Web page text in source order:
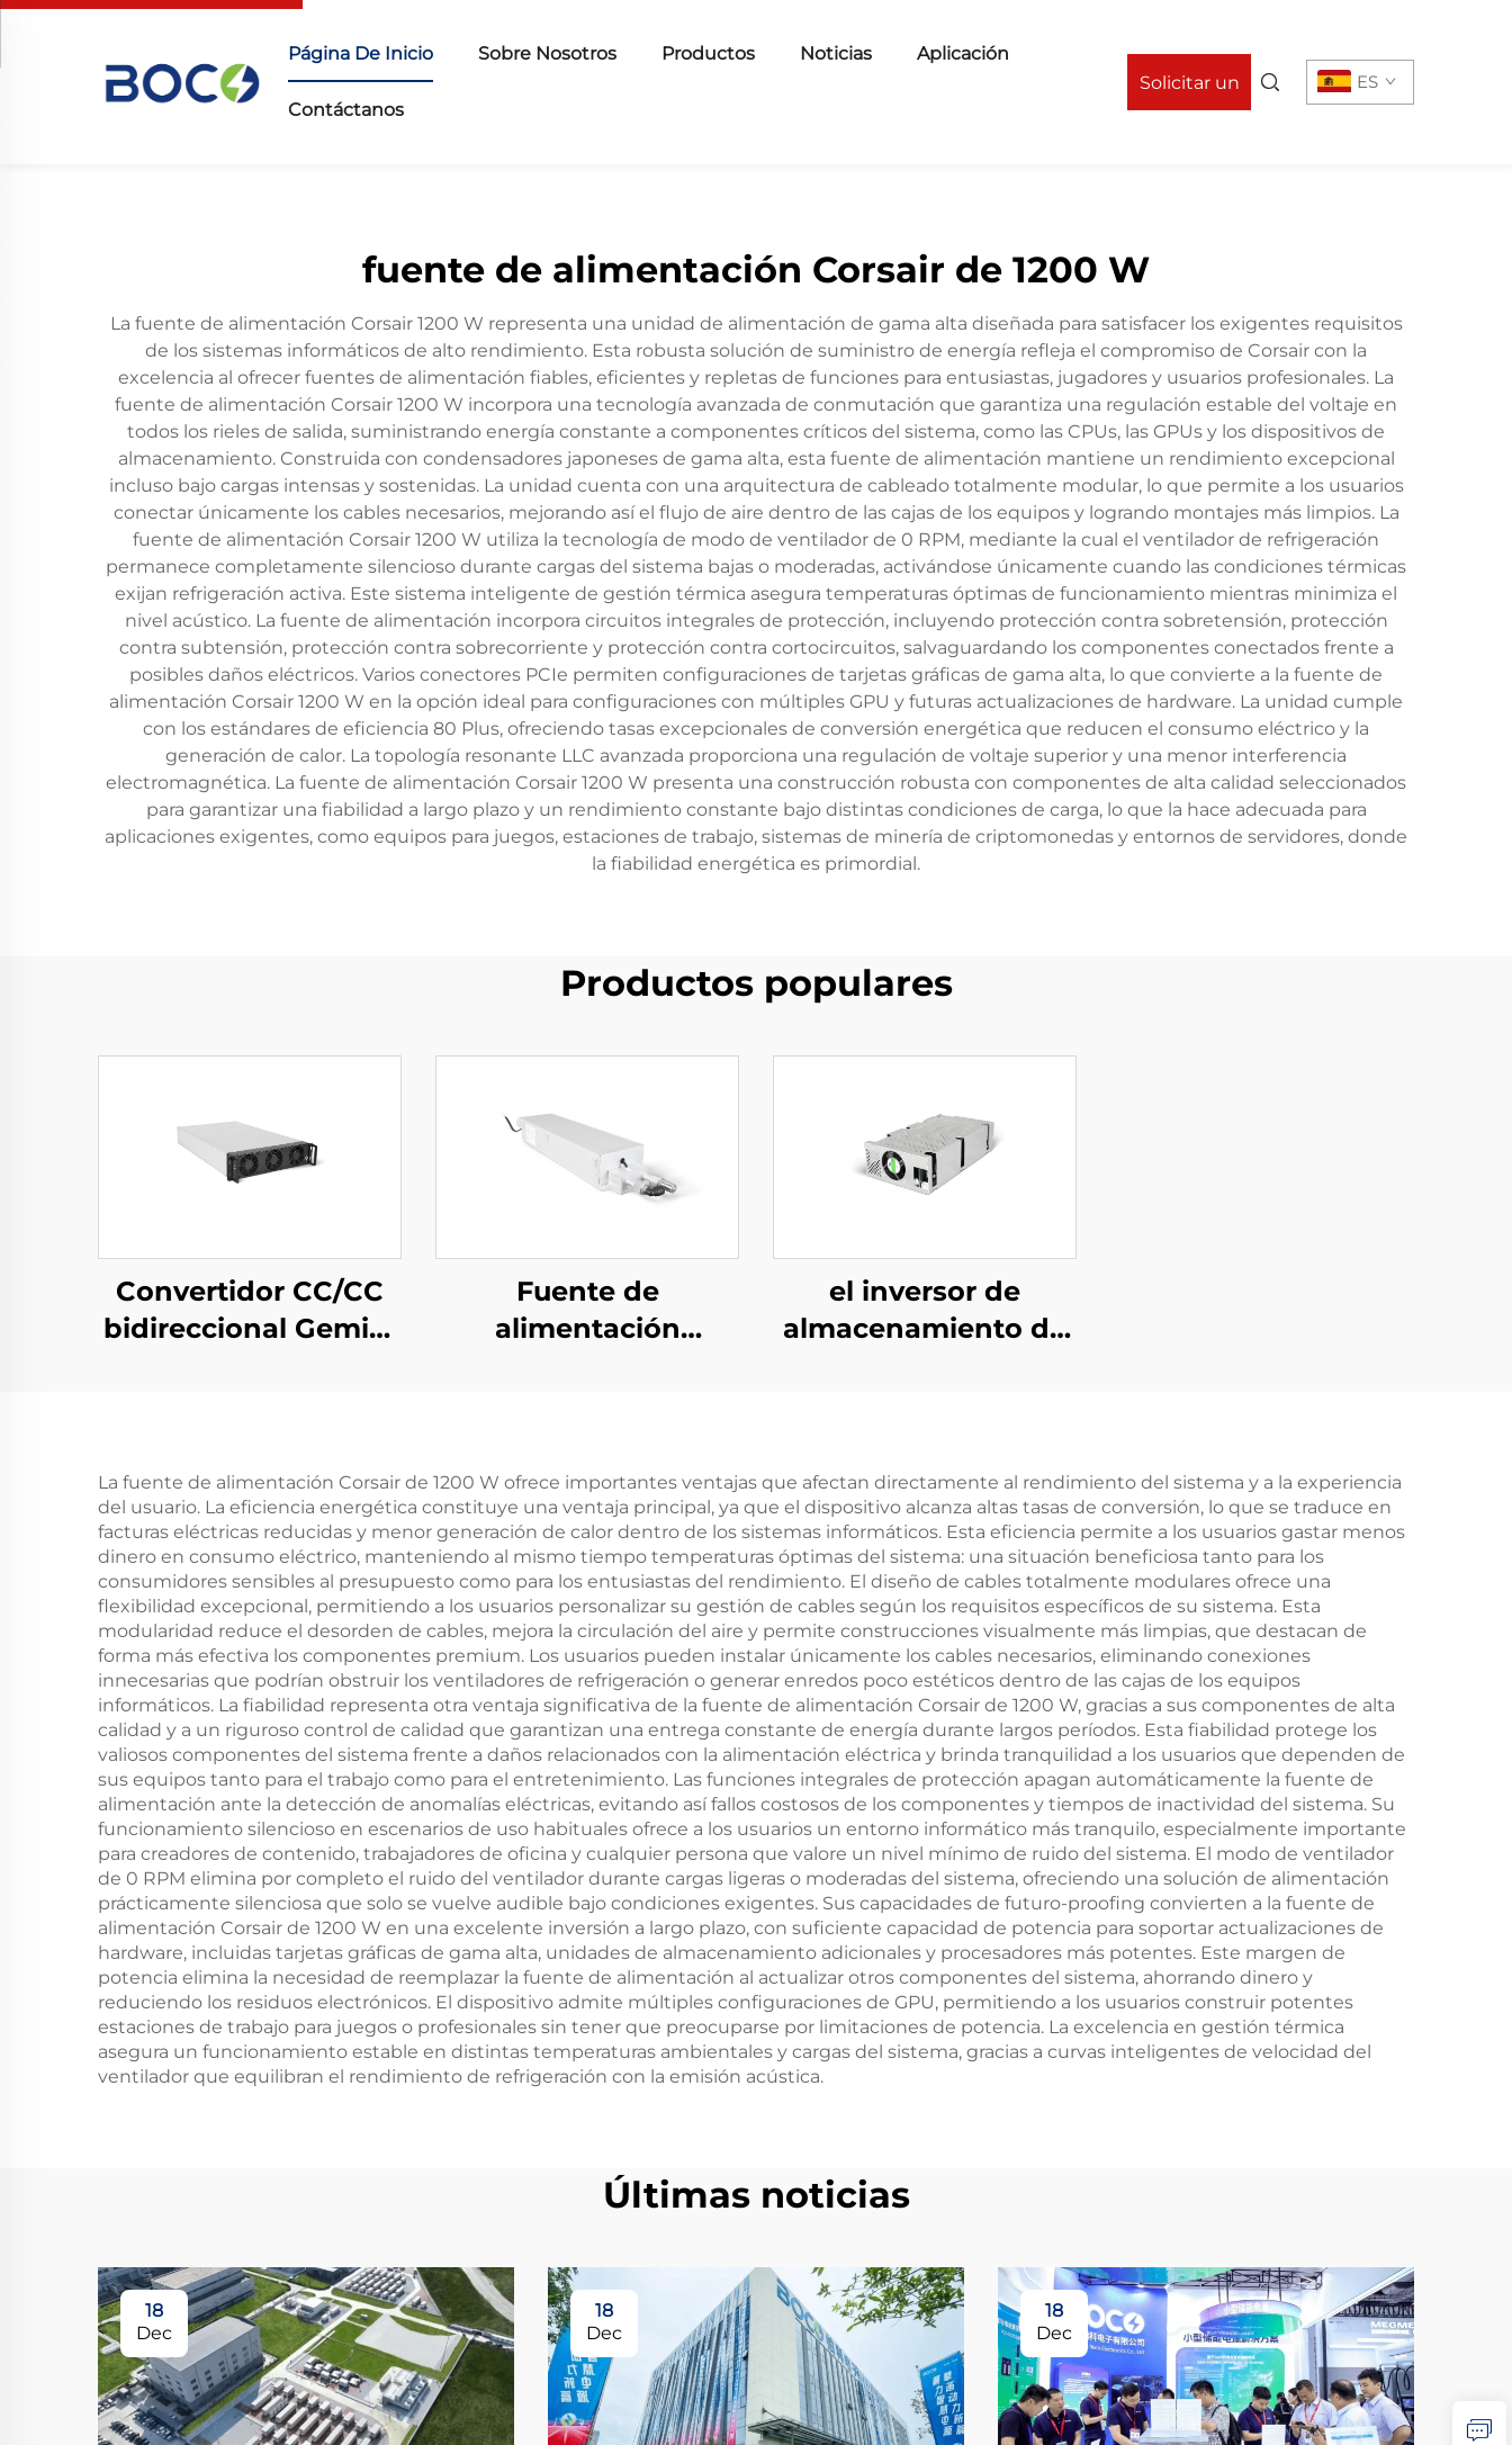
Página De Inicio Sobre Nosotros Productos Noticias Aplicación
Contáctanos
Solicitar un ES
fuente de alimentación Corsair de 1200 W
La fuente de alimentación Corsair 1200 W representa una unidad de alimentación de gama alta diseñada para satisfacer los exigentes requisitos
de los sistemas informáticos de alto rendimiento. Esta robusta solución de suministro de energía refleja el compromiso de Corsair con la
excelencia al ofrecer fuentes de alimentación fiables, eficientes y repletas de funciones para entusiastas, jugadores y usuarios profesionales. La
fuente de alimentación Corsair 1200 W incorpora una tecnología avanzada de conmutación que garantiza una regulación estable del voltaje en
todos los rieles de salida, suministrando energía constante a componentes críticos del sistema, como las CPUs, las GPUs y los dispositivos de
almacenamiento. Construida con condensadores japoneses de gama alta, esta fuente de alimentación mantiene un rendimiento excepcional
incluso bajo cargas intensas y sostenidas. La unidad cuenta con una arquitectura de cableado totalmente modular, lo que permite a los usuarios
conectar únicamente los cables necesarios, mejorando así el flujo de aire dentro de las cajas de los equipos y logrando montajes más limpios. La
fuente de alimentación Corsair 1200 W utiliza la tecnología de modo de ventilador de 0 RPM, mediante la cual el ventilador de refrigeración
permanece completamente silencioso durante cargas del sistema bajas o moderadas, activándose únicamente cuando las condiciones térmicas
exijan refrigeración activa. Este sistema inteligente de gestión térmica asegura temperaturas óptimas de funcionamiento mientras minimiza el
nivel acústico. La fuente de alimentación incorpora circuitos integrales de protección, incluyendo protección contra sobretensión, protección
contra subtensión, protección contra sobrecorriente y protección contra cortocircuitos, salvaguardando los componentes conectados frente a
posibles daños eléctricos. Varios conectores PCIe permiten configuraciones de tarjetas gráficas de gama alta, lo que convierte a la fuente de
alimentación Corsair 1200 W en la opción ideal para configuraciones con múltiples GPU y futuras actualizaciones de hardware. La unidad cumple
con los estándares de eficiencia 80 Plus, ofreciendo tasas excepcionales de conversión energética que reducen el consumo eléctrico y la
generación de calor. La topología resonante LLC avanzada proporciona una regulación de voltaje superior y una menor interferencia
electromagnética. La fuente de alimentación Corsair 1200 W presenta una construcción robusta con componentes de alta calidad seleccionados
para garantizar una fiabilidad a largo plazo y un rendimiento constante bajo distintas condiciones de carga, lo que la hace adecuada para
aplicaciones exigentes, como equipos para juegos, estaciones de trabajo, sistemas de minería de criptomonedas y entornos de servidores, donde
la fiabilidad energética es primordial.
Productos populares
Convertidor CC/CC
bidireccional Gemini
Fuente de
alimentación
para aplicaciones
especializadas
el inversor de
almacenamiento de
fotovoltaico de 400
W.
La fuente de alimentación Corsair de 1200 W ofrece importantes ventajas que afectan directamente al rendimiento del sistema y a la experiencia
del usuario. La eficiencia energética constituye una ventaja principal, ya que el dispositivo alcanza altas tasas de conversión, lo que se traduce en
facturas eléctricas reducidas y menor generación de calor dentro de los sistemas informáticos. Esta eficiencia permite a los usuarios gastar menos
dinero en consumo eléctrico, manteniendo al mismo tiempo temperaturas óptimas del sistema: una situación beneficiosa tanto para los
consumidores sensibles al presupuesto como para los entusiastas del rendimiento. El diseño de cables totalmente modulares ofrece una
flexibilidad excepcional, permitiendo a los usuarios personalizar su gestión de cables según los requisitos específicos de su sistema. Esta
modularidad reduce el desorden de cables, mejora la circulación del aire y permite construcciones visualmente más limpias, que destacan de
forma más efectiva los componentes premium. Los usuarios pueden instalar únicamente los cables necesarios, eliminando conexiones
innecesarias que podrían obstruir los ventiladores de refrigeración o generar enredos poco estéticos dentro de las cajas de los equipos
informáticos. La fiabilidad representa otra ventaja significativa de la fuente de alimentación Corsair de 1200 W, gracias a sus componentes de alta
calidad y a un riguroso control de calidad que garantizan una entrega constante de energía durante largos períodos. Esta fiabilidad protege los
valiosos componentes del sistema frente a daños relacionados con la alimentación eléctrica y brinda tranquilidad a los usuarios que dependen de
sus equipos tanto para el trabajo como para el entretenimiento. Las funciones integrales de protección apagan automáticamente la fuente de
alimentación ante la detección de anomalías eléctricas, evitando así fallos costosos de los componentes y tiempos de inactividad del sistema. Su
funcionamiento silencioso en escenarios de uso habituales ofrece a los usuarios un entorno informático más tranquilo, especialmente importante
para creadores de contenido, trabajadores de oficina y cualquier persona que valore un nivel mínimo de ruido del sistema. El modo de ventilador
de 0 RPM elimina por completo el ruido del ventilador durante cargas ligeras o moderadas del sistema, ofreciendo una solución de alimentación
prácticamente silenciosa que solo se vuelve audible bajo condiciones exigentes. Sus capacidades de futuro-proofing convierten a la fuente de
alimentación Corsair de 1200 W en una excelente inversión a largo plazo, con suficiente capacidad de potencia para soportar actualizaciones de
hardware, incluidas tarjetas gráficas de gama alta, unidades de almacenamiento adicionales y procesadores más potentes. Este margen de
potencia elimina la necesidad de reemplazar la fuente de alimentación al actualizar otros componentes del sistema, ahorrando dinero y
reduciendo los residuos electrónicos. El dispositivo admite múltiples configuraciones de GPU, permitiendo a los usuarios construir potentes
estaciones de trabajo para juegos o profesionales sin tener que preocuparse por limitaciones de potencia. La excelencia en gestión térmica
asegura un funcionamiento estable en distintas temperaturas ambientales y cargas del sistema, gracias a curvas inteligentes de velocidad del
ventilador que equilibran el rendimiento de refrigeración con la emisión acústica.
Últimas noticias
18
Dec
18
Dec
18
Dec